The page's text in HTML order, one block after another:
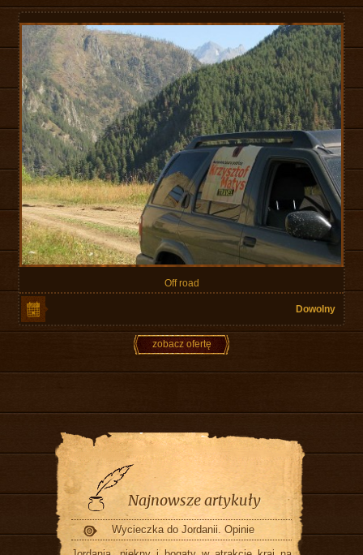
Off road
Dowolny
zobacz ofertę
Najnowsze artykuły
Wycieczka do Jordanii. Opinie